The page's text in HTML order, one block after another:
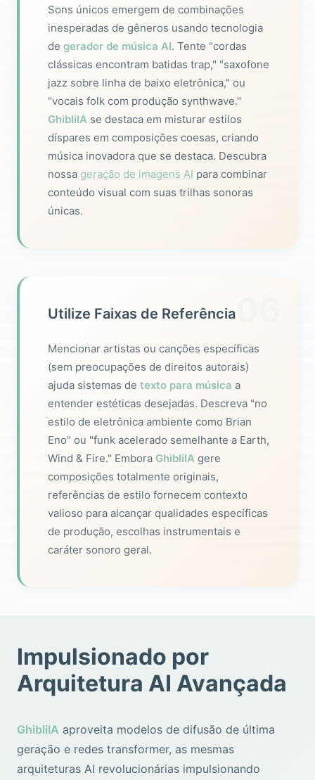
Sons únicos emergem de combinações
inesperadas de gêneros usando tecnologia
de gerador de música AI. Tente "cordas
clássicas encontram batidas trap," "saxofone
jazz sobre linha de baixo eletrônica," ou
"vocais folk com produção synthwave."
GhibliIA se destaca em misturar estilos
díspares em composições coesas, criando
música inovadora que se destaca. Descubra
nossa geração de imagens AI para combinar
conteúdo visual com suas trilhas sonoras
únicas.
Utilize Faixas de Referência
Mencionar artistas ou canções específicas
(sem preocupações de direitos autorais)
ajuda sistemas de texto para música a
entender estéticas desejadas. Descreva "no
estilo de eletrônica ambiente como Brian
Eno" ou "funk acelerado semelhante a Earth,
Wind & Fire." Embora GhibliIA gere
composições totalmente originais,
referências de estilo fornecem contexto
valioso para alcançar qualidades específicas
de produção, escolhas instrumentais e
caráter sonoro geral.
Impulsionado por
Arquitetura AI Avançada
GhibliIA aproveita modelos de difusão de última
geração e redes transformer, as mesmas
arquiteturas AI revolucionárias impulsionando